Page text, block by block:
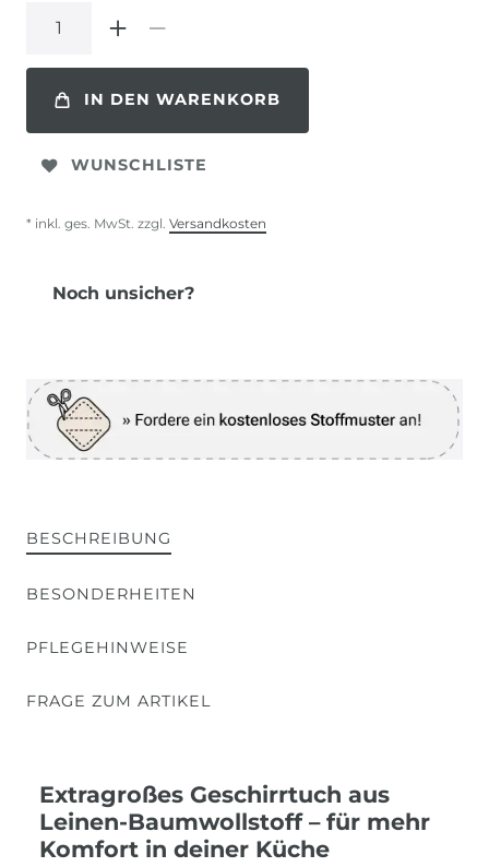
IN DEN WARENKORB
WUNSCHLISTE
* inkl. ges. MwSt. zzgl. Versandkosten
Noch unsicher?
BESCHREIBUNG
BESONDERHEITEN
PFLEGEHINWEISE
FRAGE ZUM ARTIKEL
Extragroßes Geschirrtuch aus
Leinen-Baumwollstoff – für mehr
Komfort in deiner Küche